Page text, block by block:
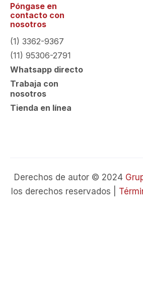
Póngase en
contacto con
nosotros
(1) 3362-9367
(11) 95306-2791
Whatsapp directo
Trabaja con
nosotros
Tienda en línea
Derechos de autor © 2024
los derechos reservados |